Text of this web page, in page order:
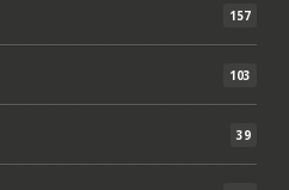
157
103
39